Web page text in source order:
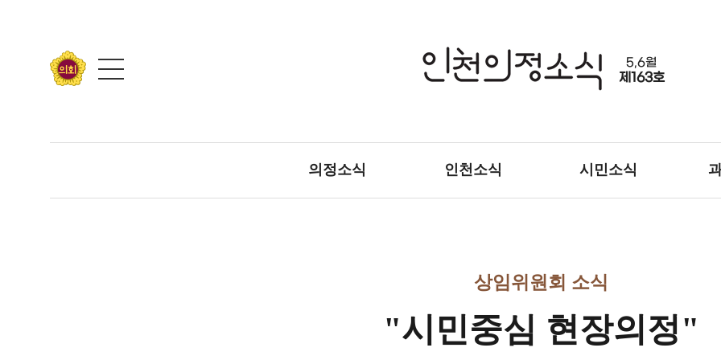
5,6월
제163호
의정소식 인천소식 시민소식
상임위원회 소식
"시민중심 현장의정"